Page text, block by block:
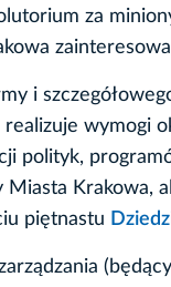
za
i
realizuje wymogi
polityk,
Miasta Krakowa,
piętnastu